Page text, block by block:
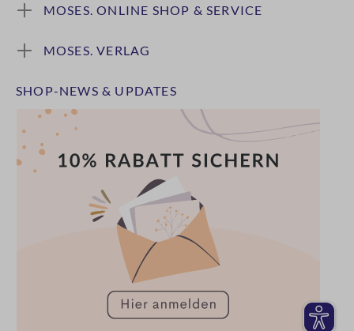
MOSES. ONLINE SHOP & SERVICE
MOSES. VERLAG
SHOP-NEWS & UPDATES